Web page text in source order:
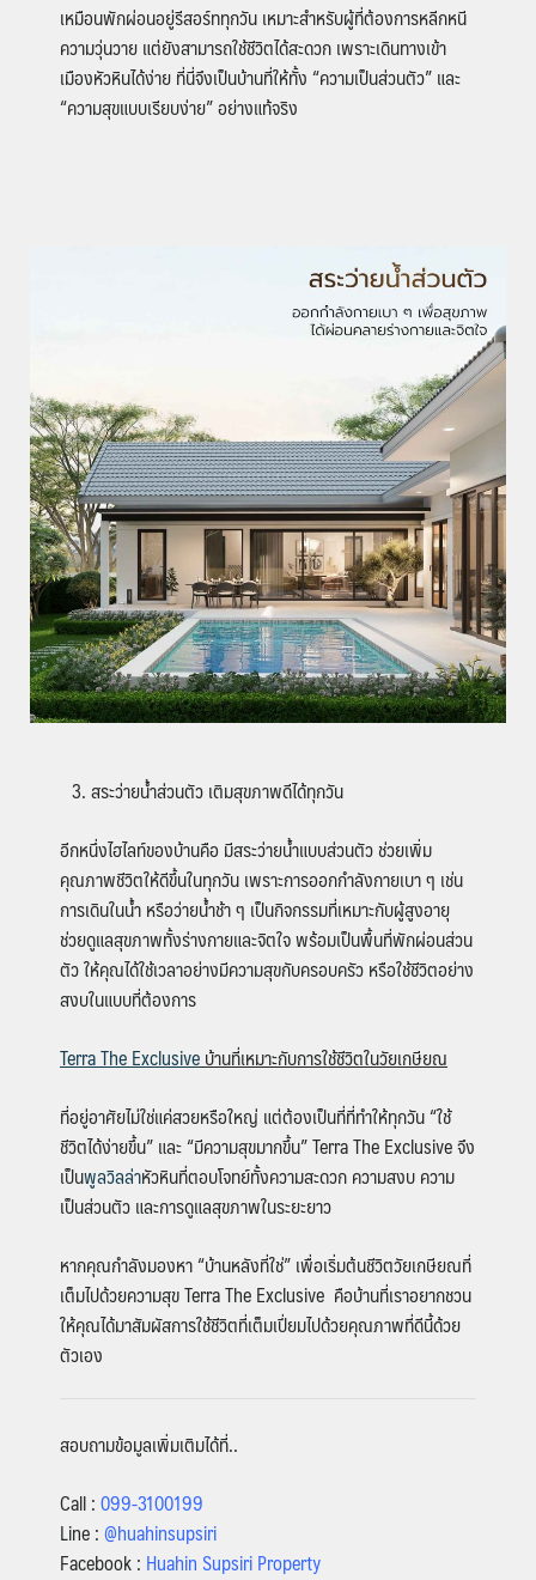
เหมือนพักผ่อนอยู่รีสอร์ททุกวัน เหมาะสำหรับผู้ที่ต้องการหลีกหนี
ความวุ่นวาย แต่ยังสามารถใช้ชีวิตได้สะดวก เพราะเดินทางเข้า
เมืองหัวหินได้ง่าย ที่นี่จึงเป็นบ้านที่ให้ทั้ง “ความเป็นส่วนตัว” และ
“ความสุขแบบเรียบง่าย” อย่างแท้จริง
สระว่ายน้ำส่วนตัว เติมสุขภาพดีได้ทุกวัน
อีกหนึ่งไฮไลท์ของบ้านคือ มีสระว่ายน้ำแบบส่วนตัว ช่วยเพิ่ม
คุณภาพชีวิตให้ดีขึ้นในทุกวัน เพราะการออกกำลังกายเบา ๆ เช่น
การเดินในน้ำ หรือว่ายน้ำช้า ๆ เป็นกิจกรรมที่เหมาะกับผู้สูงอายุ
ช่วยดูแลสุขภาพทั้งร่างกายและจิตใจ พร้อมเป็นพื้นที่พักผ่อนส่วน
ตัว ให้คุณได้ใช้เวลาอย่างมีความสุขกับครอบครัว หรือใช้ชีวิตอย่าง
สงบในแบบที่ต้องการ
Terra The Exclusiveบ้านที่เหมาะกับการใช้ชีวิตในวัยเกษียณ
ที่อยู่อาศัยไม่ใช่แค่สวยหรือใหญ่ แต่ต้องเป็นที่ที่ทำให้ทุกวัน “ใช้
ชีวิตได้ง่ายขึ้น” และ “มีความสุขมากขึ้น” Terra The Exclusive จึง
เป็นพูลวิลล่าหัวหินที่ตอบโจทย์ทั้งความสะดวก ความสงบ ความ
เป็นส่วนตัว และการดูแลสุขภาพในระยะยาว
หากคุณกำลังมองหา “บ้านหลังที่ใช่” เพื่อเริ่มต้นชีวิตวัยเกษียณที่
เต็มไปด้วยความสุข Terra The Exclusive คือบ้านที่เราอยากชวน
ให้คุณได้มาสัมผัสการใช้ชีวิตที่เต็มเปี่ยมไปด้วยคุณภาพที่ดีนี้ด้วย
ตัวเอง
สอบถามข้อมูลเพิ่มเติมได้ที่..
Call :099-3100199
Line :@huahinsupsiri
Facebook : Huahin Supsiri Property